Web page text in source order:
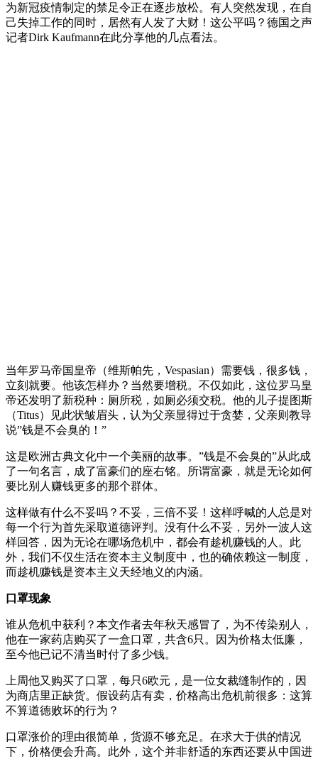
为新冠疫情制定的禁足令正在逐步放松。有人突然发现，在自
己失掉工作的同时，居然有人发了大财！这公平吗？德国之声
记者Dirk Kaufmann在此分享他的几点看法。
当年罗马帝国皇帝（维斯帕先，Vespasian）需要钱，很多钱，
立刻就要。他该怎样办？当然要增税。不仅如此，这位罗马皇
帝还发明了新税种：厕所税，如厕必须交税。他的儿子提图斯
（Titus）见此状皱眉头，认为父亲显得过于贪婪，父亲则教导
说”钱是不会臭的！”
这是欧洲古典文化中一个美丽的故事。”钱是不会臭的”从此成
了一句名言，成了富豪们的座右铭。所谓富豪，就是无论如何
要比别人赚钱更多的那个群体。
这样做有什么不妥吗？不妥，三倍不妥！这样呼喊的人总是对
每一个行为首先采取道德评判。没有什么不妥，另外一波人这
样回答，因为无论在哪场危机中，都会有趁机赚钱的人。此
外，我们不仅生活在资本主义制度中，也的确依赖这一制度，
而趁机赚钱是资本主义天经地义的内涵。
口罩现象
谁从危机中获利？本文作者去年秋天感冒了，为不传染别人，
他在一家药店购买了一盒口罩，共含6只。因为价格太低廉，
至今他已记不清当时付了多少钱。
上周他又购买了口罩，每只6欧元，是一位女裁缝制作的，因
为商店里正缺货。假设药店有卖，价格高出危机前很多：这算
不算道德败坏的行为？
口罩涨价的理由很简单，货源不够充足。在求大于供的情况
下，价格便会升高。此外，这个并非舒适的东西还要从中国进